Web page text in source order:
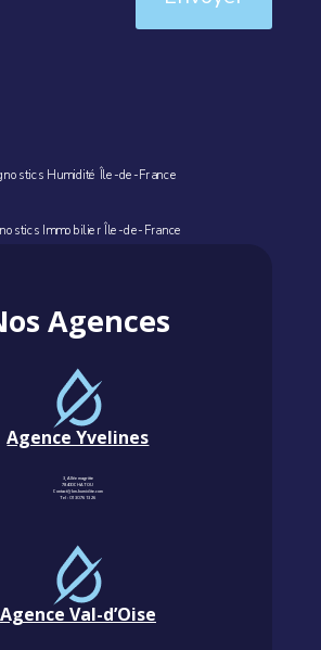
Humidité Île-de-France
Immobilier Île-de-France
Agences
Agence Yvelines
3, Allée magritte
78400 CHATOU
Contact@km-humidite.com
Tel :01 30 76 13 26
Agence Val-d’Oise